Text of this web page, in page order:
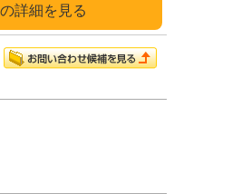
詳細